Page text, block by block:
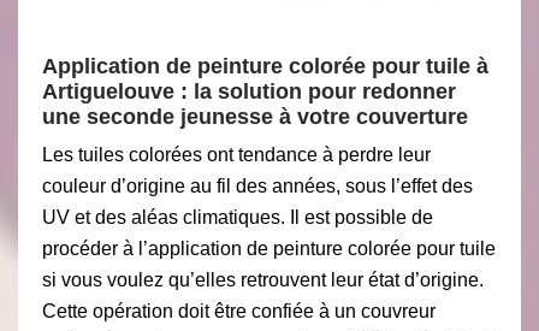
Application de peinture colorée pour tuile à
Artiguelouve : la solution pour redonner
une seconde jeunesse à votre couverture
Les tuiles colorées ont tendance à perdre leur
couleur d’origine au fil des années, sous l’effet des
UV et des aléas climatiques. Il est possible de
procéder à l’application de peinture colorée pour tuile
si vous voulez qu’elles retrouvent leur état d’origine.
Cette opération doit être confiée à un couvreur